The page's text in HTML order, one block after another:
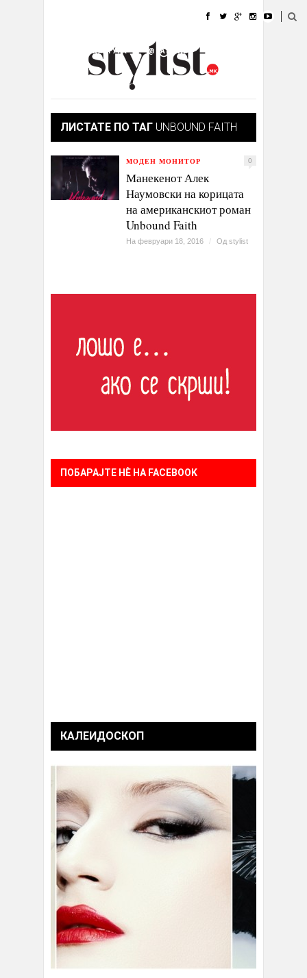
УБАВИНА
КУЛТУРА @РАБОТА
ИЗЛОГ
ЛИСТАТЕ ПО ТАГ UNBOUND FAITH
МОДЕН МОНИТОР 0
Манекенот Алек
Наумовски на корицата
на американскиот роман
Unbound Faith
На февруари 18, 2016 / Од stylist
ПОБАРАЈТЕ НÈ НА FACEBOOK
КАЛЕИДОСКОП